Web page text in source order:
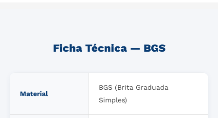
Ficha Técnica — BGS
Material
BGS (Brita Graduada
Simples)